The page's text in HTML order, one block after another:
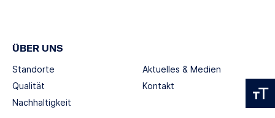
ÜBER UNS
Standorte
Qualität
Nachhaltigkeit
Aktuelles & Medien
Kontakt